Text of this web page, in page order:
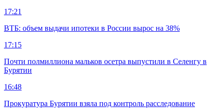
17:21
ВТБ: объем выдачи ипотеки в России вырос на 38%
17:15
Почти полмиллиона мальков осетра выпустили в Селенгу в
Бурятии
16:48
Прокуратура Бурятии взяла под контроль расследование